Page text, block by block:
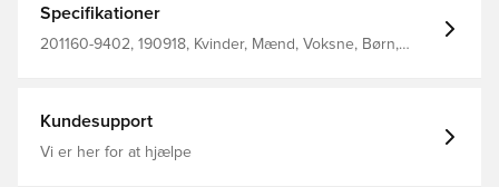
Svangstøtten på disse hummel® strømper beskytter dig
sammen med ekstra polstring på anklen, når du løber, så
du kan udnytte dit potentiale optimalt. Stoffets finish giver
Specifikationer
201160-9402, 190918, Kvinder, Mænd, Voksne, Børn,
Kundesupport
Vi er her for at hjælpe